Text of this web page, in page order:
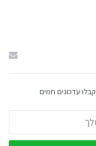
עדכונים חמים